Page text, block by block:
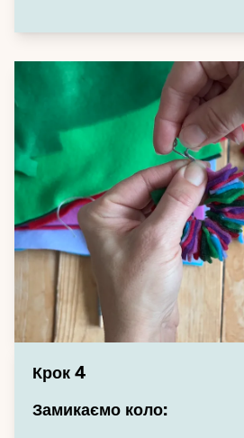
Крок 4
Замикаємо коло: